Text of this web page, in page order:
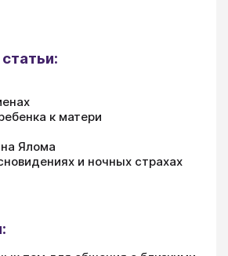
к матери
Ялома
и ночных страхах